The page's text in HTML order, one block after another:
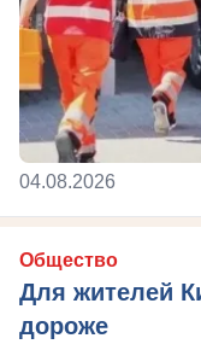
04.08.2026
Общество
Для жителей
дороже